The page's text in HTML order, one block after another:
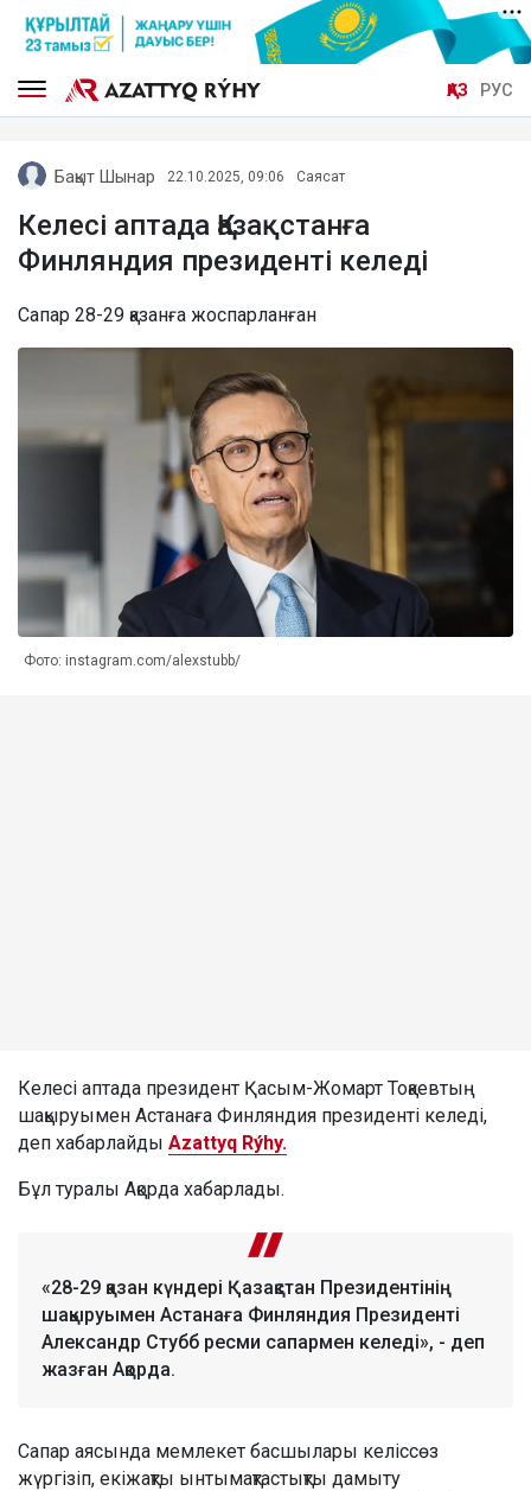
ҚАЗ РУС
Бақыт Шынар 22.10.2025, 09:06 Саясат
Келесі аптада Қазақстанға
Финляндия президенті келеді
Сапар 28-29 қазанға жоспарланған
Фото: instagram.com/alexstubb/
Келесі аптада президент Қасым-Жомарт Тоқаевтың
шақыруымен Астанаға Финляндия президенті келеді,
деп хабарлайды Azattyq Rýhy.
Бұл туралы Ақорда хабарлады.
«28-29 қазан күндері Қазақстан Президентінің
шақыруымен Астанаға Финляндия Президенті
Александр Стубб ресми сапармен келеді», - деп
жазған Ақорда.
Сапар аясында мемлекет басшылары келіссөз
жүргізіп, екіжақты ынтымақтастықты дамыту